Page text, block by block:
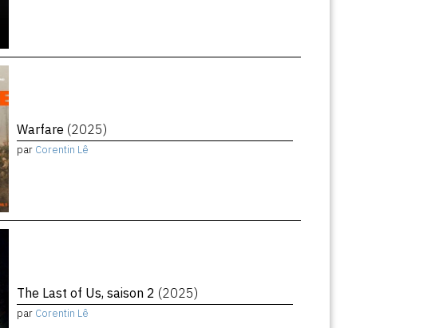
Warfare (2025)
par Corentin Lê
The Last of Us, saison 2 (2025)
par Corentin Lê